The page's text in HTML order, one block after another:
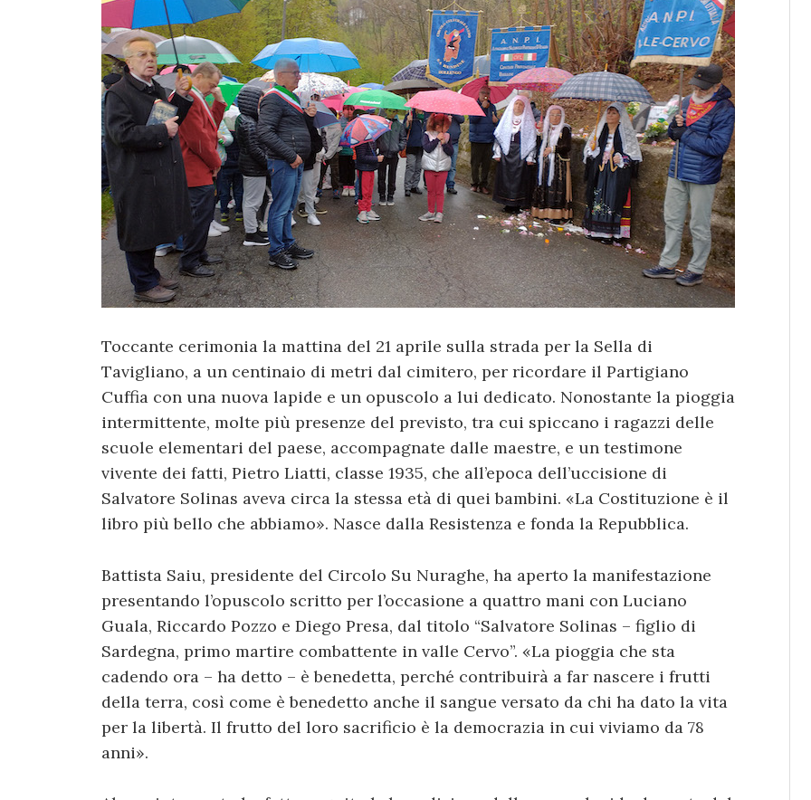
Toccante cerimonia la mattina del 21 aprile sulla strada per la Sella di
Tavigliano, a un centinaio di metri dal cimitero, per ricordare il Partigiano
Cuffia con una nuova lapide e un opuscolo a lui dedicato. Nonostante la pioggia
intermittente, molte più presenze del previsto, tra cui spiccano i ragazzi delle
scuole elementari del paese, accompagnate dalle maestre, e un testimone
vivente dei fatti, Pietro Liatti, classe 1935, che all’epoca dell’uccisione di
Salvatore Solinas aveva circa la stessa età di quei bambini. «La Costituzione è il
libro più bello che abbiamo». Nasce dalla Resistenza e fonda la Repubblica.
Battista Saiu, presidente del Circolo Su Nuraghe, ha aperto la manifestazione
presentando l’opuscolo scritto per l’occasione a quattro mani con Luciano
Guala, Riccardo Pozzo e Diego Presa, dal titolo “Salvatore Solinas – figlio di
Sardegna, primo martire combattente in valle Cervo”. «La pioggia che sta
cadendo ora – ha detto – è benedetta, perché contribuirà a far nascere i frutti
della terra, così come è benedetto anche il sangue versato da chi ha dato la vita
per la libertà. Il frutto del loro sacrificio è la democrazia in cui viviamo da 78
anni».